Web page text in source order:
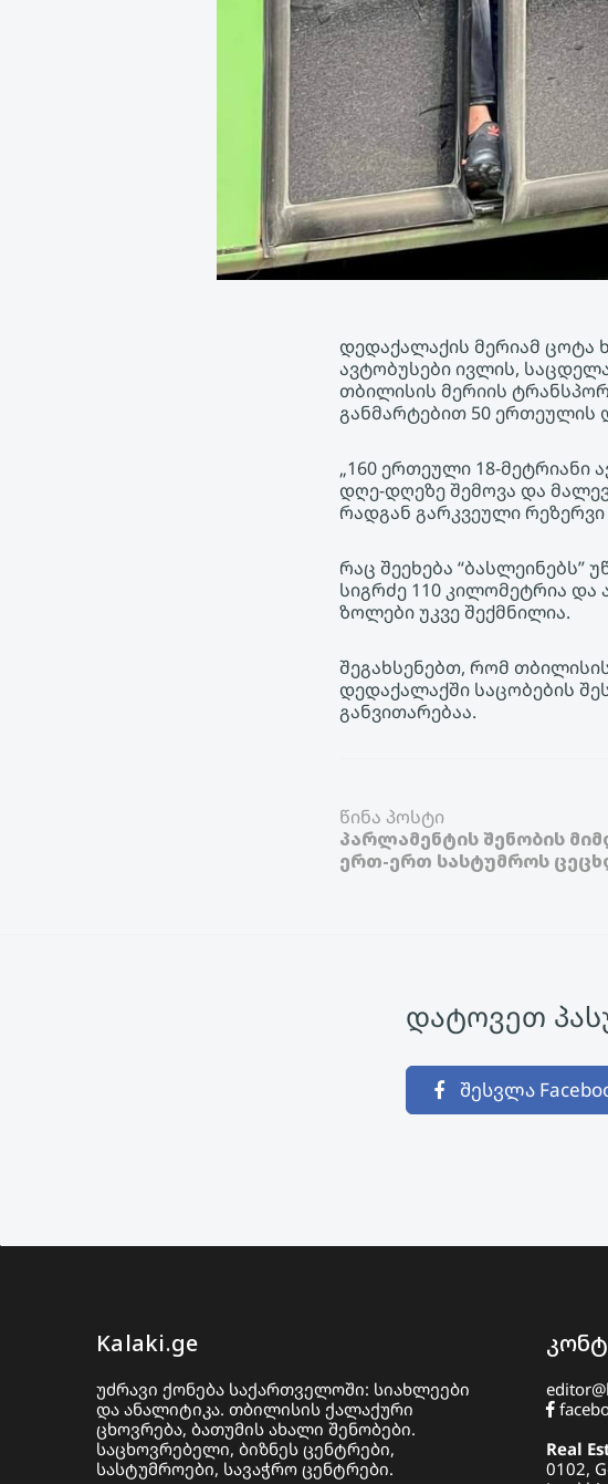
დედაქალაქის მერიამ ცოტა
ავტობუსები ივლის,
თბილისის მერიის
განმარტებით 50
„160 ერთეული 18-მეტრიანი
დღე-დღეზე შემოვა და
რადგან გარკვეული
რაც შეეხება
სიგრძე 110 კილომეტრია და
ზოლები უკვე შექმნილია.
შეგახსენებთ, რომ
დედაქალაქში საცობების
განვითარებაა.
წინა პოსტი
პარლამენტის შენობის
ერთ-ერთ სასტუმროს
დატოვეთ
შესვლა
Kalaki.ge
უძრავი ქონება საქართველოში: სიახლეები
და ანალიტიკა. თბილისის ქალაქური
ცხოვრება, ბათუმის ახალი შენობები.
საცხოვრებელი, ბიზნეს ცენტრები,
სასტუმროები, სავაჭრო ცენტრები.
Real
0102,